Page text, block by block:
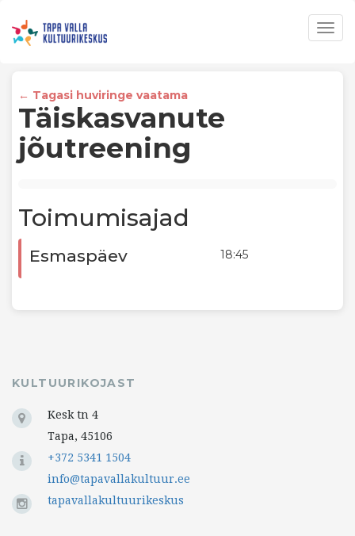
← Tagasi huviringe vaatama
Täiskasvanute
jõutreening
Toimumisajad
Esmaspäev 18:45
KULTUURIKOJAST
Kesk tn 4
Tapa, 45106
+372 5341 1504
info@tapavallakultuur.ee
tapavallakultuurikeskus